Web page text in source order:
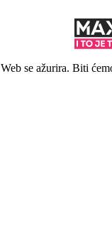
Web se ažurira. Biti